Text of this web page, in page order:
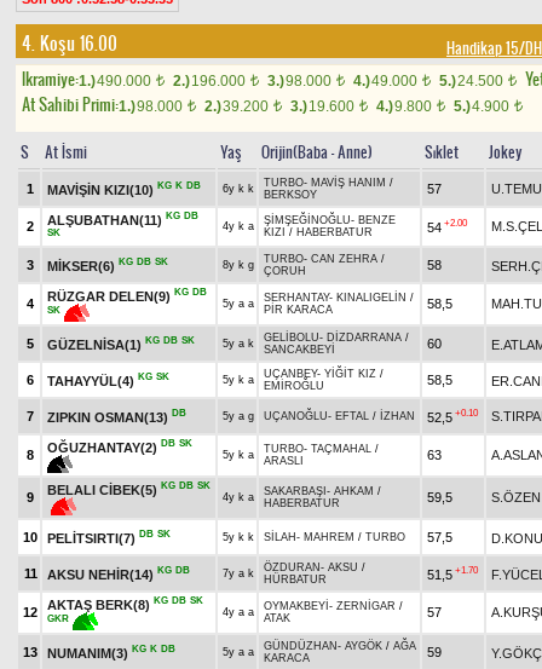
4. Koşu 16.00 Handikap 15/
Ikramiye:1.)490.000 t 2.)196.000 t 3.)98.000 t 4.)49.000 t 5.)24.500 t
At Sahibi Primi:1.)98.000 t 2.)39.200 t 3.)19.600 t 4.)9.800 t 5.)4.900 t
S At İsmi Yaş Orijin(Baba - Anne) Sıklet Jokey
1 MAVİŞİN KIZI(10) KG K DB 6y k k TURBO- MAVİŞ HANIM /
BERKSOY
57
2 ALŞUBATHAN(11) KG DB
SK
4y k a ŞİMŞEĞİNOĞLU- BENZE
KIZI / HABERBATUR 54 +2.00
3 MİKSER(6) KG DB SK 8y k g TURBO- CAN ZEHRA /
ÇORUH
58
4
RÜZGAR DELEN(9) KG DB
SK
5y a a SERHANTAY- KINALIGELİN /
PİR KARACA
58,5
5 GÜZELNİSA(1) KG DB SK 5y a k GELİBOLU- DİZDARRANA /
SANCAKBEYİ
60
6 TAHAYYÜL(4) KG SK 5y k a UÇANBEY- YİĞİT KIZ /
EMİROĞLU
58,5
7 ZIPKIN OSMAN(13) DB 5y a g UÇANOĞLU- EFTAL / İZHAN 52,5 +0.10
8
OĞUZHANTAY(2) DB SK
5y k a TURBO- TAÇMAHAL /
ARASLI
63
9
BELALI CİBEK(5) KG DB SK
4y k a SAKARBAŞI - AHKAM /
HABERBATUR
59,5 S.ÖZEN
10 PELİTSIRTI(7) DB SK 5y k k SİLAH - MAHREM / TURBO 57,5
11 AKSU NEHİR(14) KG DB 7y a k ÖZDURAN - AKSU /
HÜRBATUR
51,5 +1.70
12
AKTAŞ BERK(8) KG DB SK
GKR
4y a a OYMAKBEYİ - ZERNİGAR /
ATAK
57
13 NUMANIM(3) KG K DB 5y a a GÜNDÜZHAN - AYGÖK / AĞA
KARACA
59